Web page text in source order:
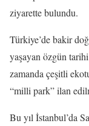
ziyarette bulundu.
Türkiye’de bakir
yaşayan özgün
zamanda çeşitli
“milli park” ilan
Bu yıl İstanbul’da